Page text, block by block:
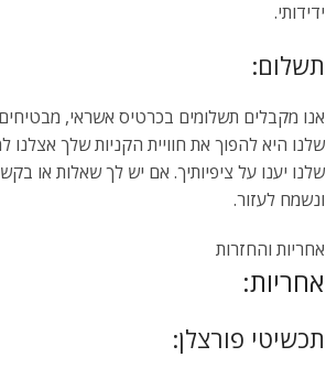
ידידותי.
תשלום:
אנו מקבלים תשלומים בכרטיס אשראי,
שלנו היא להפוך את חוויית הקניות שלך
שלנו יענו על ציפיותיך. אם יש לך שאלות או
ונשמח לעזור.
אחריות והחזרות
אחריות:
תכשיטי פורצלן: